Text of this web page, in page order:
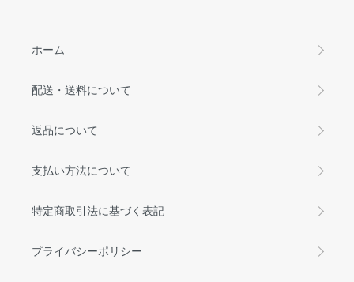
ホーム
配送・送料について
返品について
支払い方法について
特定商取引法に基づく表記
プライバシーポリシー